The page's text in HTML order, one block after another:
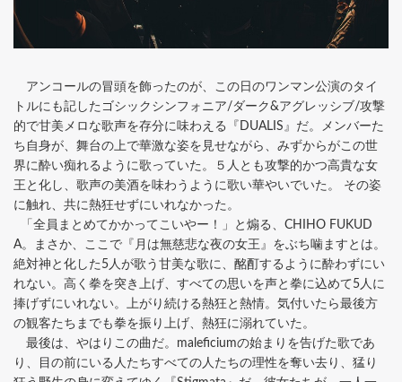
アンコールの冒頭を飾ったのが、この日のワンマン公演のタイ
トルにも記したゴシックシンフォニア/ダーク&アグレッシブ/攻撃
的で甘美メロな歌声を存分に味わえる『DUALIS』だ。メンバーた
ち自身が、舞台の上で華激な姿を見せながら、みずからがこの世
界に酔い痴れるように歌っていた。５人とも攻撃的かつ高貴な女
王と化し、歌声の美酒を味わうように歌い華やいでいた。 その姿
に触れ、共に熱狂せずにいれなかった。
「全員まとめてかかってこいやー！」と煽る、CHIHO FUKUD
A。まさか、ここで『月は無慈悲な夜の女王』をぶち噛ますとは。
絶対神と化した5人が歌う甘美な歌に、酩酊するように酔わずにい
れない。高く拳を突き上げ、すべての思いを声と拳に込めて5人に
捧げずにいれない。上がり続ける熱狂と熱情。気付いたら最後方
の観客たちまでも拳を振り上げ、熱狂に溺れていた。
最後は、やはりこの曲だ。maleficiumの始まりを告げた歌であ
り、目の前にいる人たちすべての人たちの理性を奪い去り、猛り